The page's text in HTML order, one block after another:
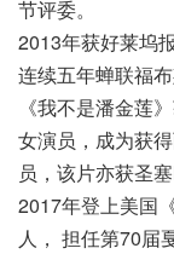
节评委。
2013年获好莱坞
连续五年蝉联福
《我不是潘金莲
女演员，成为获
员，该片亦获圣
2017年登上美国
人， 担任第70届